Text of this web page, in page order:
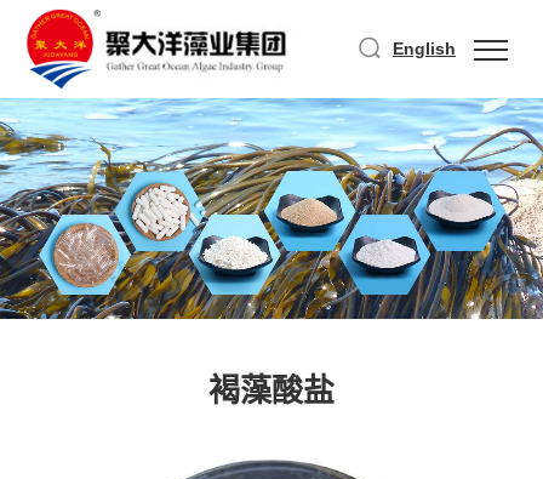
English
褐藻酸盐